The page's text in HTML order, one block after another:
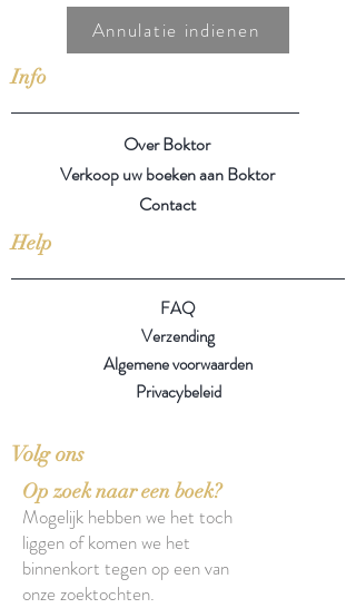
Annulatie indienen
Info
Over Boktor
Verkoop uw boeken aan Boktor
Contact
Help
FAQ
Verzending
Algemene voorwaarden
Privacybeleid
Volg ons
Op zoek naar een boek?
Mogelijk hebben we het toch
liggen of komen we het
binnenkort tegen op een van
onze zoektochten.